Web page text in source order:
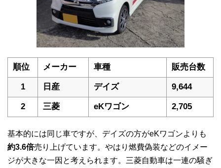
順位 メーカー 車種 販売台数
1 日産 デイズ 9,644
2 三菱 eKワゴン 2,705
基本的には同じ車ですが、デイズの方がeKワゴンよりも
約3.6倍売り上げています。やはり燃費偽装などのイメー
ジが大きな一因と考えられます。三菱自動車は一連の騒ぎ